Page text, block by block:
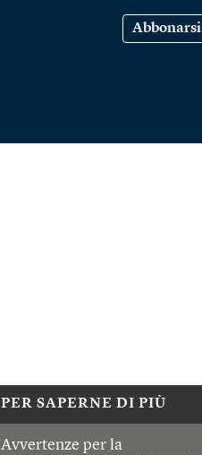
Abbonarsi
PER SAPERNE DI PIÙ
Avvertenze per la